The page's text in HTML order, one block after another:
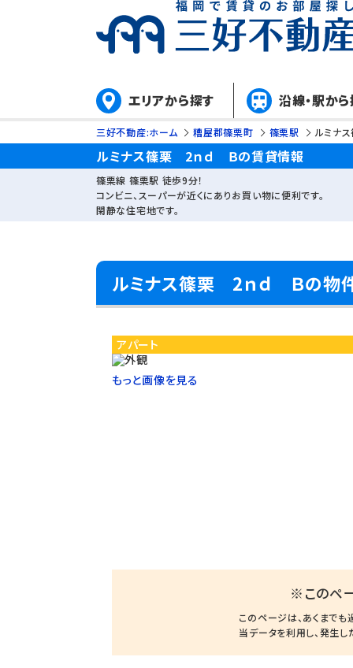
エリアから探す 沿線・駅か
三好不動産:ホーム 糟屋郡篠栗町 篠栗駅 ルミナ
ルミナス篠栗 2ｎｄ Ｂの賃貸情報
篠栗線 篠栗駅 徒歩9分！
コンビニ、スーパーが近くにありお買い物に便利です。
閑静な住宅地です。
ルミナス篠栗 2ｎｄ Ｂの物
アパート
もっと画像を見る
※このペ
このページは、あくまで
当データを利用し、発生